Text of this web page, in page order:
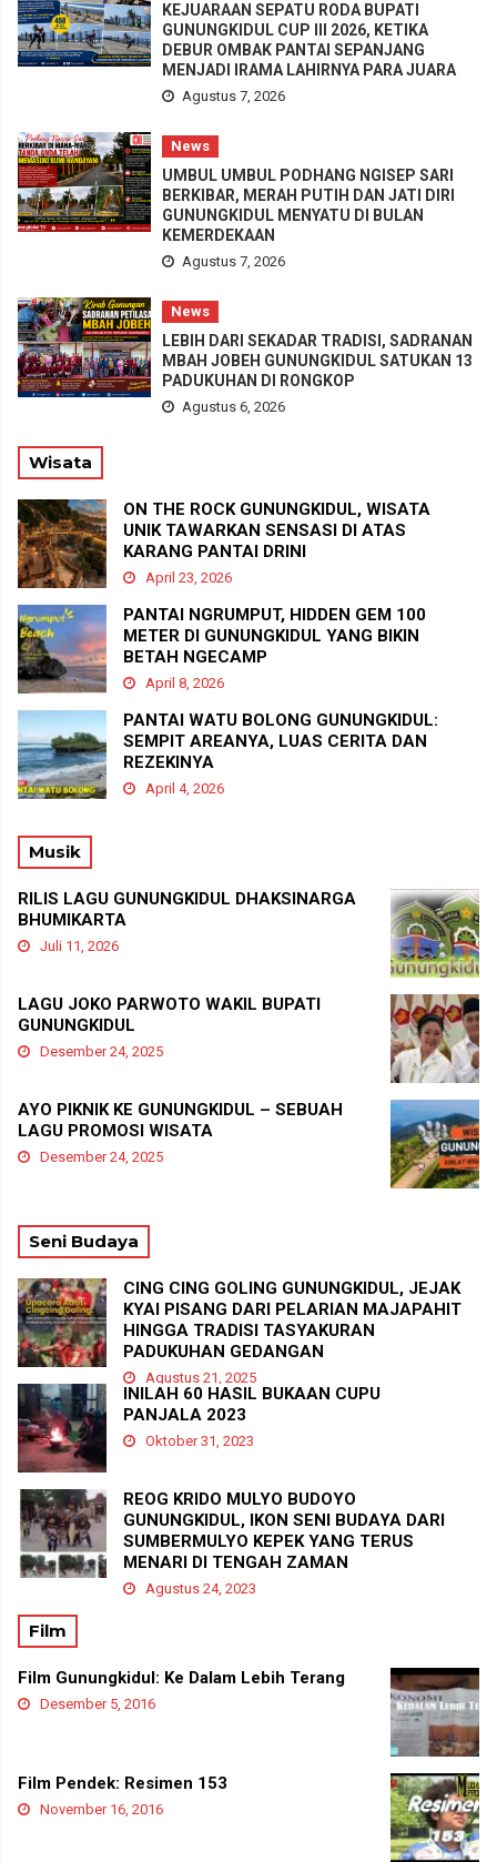
KEJUARAAN SEPATU RODA BUPATI
GUNUNGKIDUL CUP III 2026, KETIKA
DEBUR OMBAK PANTAI SEPANJANG
MENJADI IRAMA LAHIRNYA PARA JUARA
Agustus 7, 2026
News
UMBUL UMBUL PODHANG NGISEP SARI
BERKIBAR, MERAH PUTIH DAN JATI DIRI
GUNUNGKIDUL MENYATU DI BULAN
KEMERDEKAAN
Agustus 7, 2026
News
LEBIH DARI SEKADAR TRADISI, SADRANAN
MBAH JOBEH GUNUNGKIDUL SATUKAN 13
PADUKUHAN DI RONGKOP
Agustus 6, 2026
Wisata
ON THE ROCK GUNUNGKIDUL, WISATA
UNIK TAWARKAN SENSASI DI ATAS
KARANG PANTAI DRINI
April 23, 2026
PANTAI NGRUMPUT, HIDDEN GEM 100
METER DI GUNUNGKIDUL YANG BIKIN
BETAH NGECAMP
April 8, 2026
PANTAI WATU BOLONG GUNUNGKIDUL:
SEMPIT AREANYA, LUAS CERITA DAN
REZEKINYA
April 4, 2026
Musik
RILIS LAGU GUNUNGKIDUL DHAKSINARGA
BHUMIKARTA
Juli 11, 2026
LAGU JOKO PARWOTO WAKIL BUPATI
GUNUNGKIDUL
Desember 24, 2025
AYO PIKNIK KE GUNUNGKIDUL – SEBUAH
LAGU PROMOSI WISATA
Desember 24, 2025
Seni Budaya
CING CING GOLING GUNUNGKIDUL, JEJAK
KYAI PISANG DARI PELARIAN MAJAPAHIT
HINGGA TRADISI TASYAKURAN
PADUKUHAN GEDANGAN
Agustus 21, 2025
INILAH 60 HASIL BUKAAN CUPU
PANJALA 2023
Oktober 31, 2023
REOG KRIDO MULYO BUDOYO
GUNUNGKIDUL, IKON SENI BUDAYA DARI
SUMBERMULYO KEPEK YANG TERUS
MENARI DI TENGAH ZAMAN
Agustus 24, 2023
Film
Film Gunungkidul: Ke Dalam Lebih Terang
Desember 5, 2016
Film Pendek: Resimen 153
November 16, 2016